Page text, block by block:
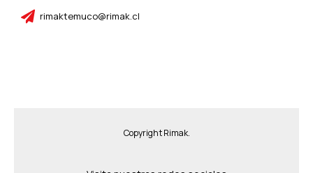
rimaktemuco@rimak.cl
Copyright Rimak.